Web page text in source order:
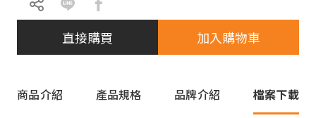
直接購買 加入購物車
商品介紹 產品規格 品牌介紹 檔案下載